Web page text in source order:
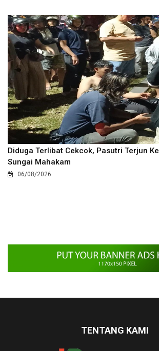
Diduga Terlibat Cekcok, Pasutri Terjun Ke
Sungai Mahakam
06/08/2026
TENTANG KAMI